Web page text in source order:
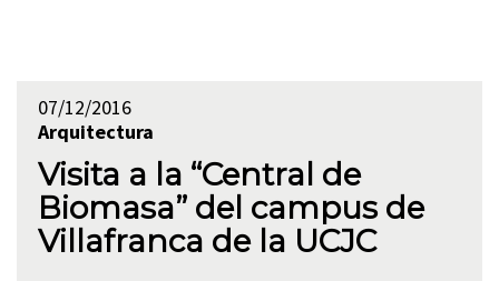
07/12/2016
Arquitectura
Visita a la “Central de
Biomasa” del campus de
Villafranca de la UCJC